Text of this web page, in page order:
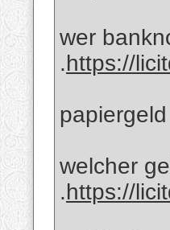
wer
.https://
welcher
.https://